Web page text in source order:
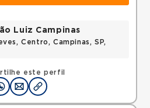
este perfil
Luiz Campinas
Centro, Campinas, SP,